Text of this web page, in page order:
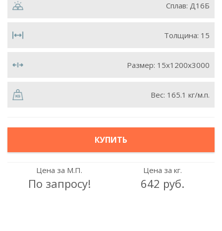
Сплав: Д16Б
Толщина: 15
Размер: 15х1200х3000
Вес: 165.1 кг/м.п.
КУПИТЬ
Цена за М.П.
По запросу!
Цена за кг.
642 руб.